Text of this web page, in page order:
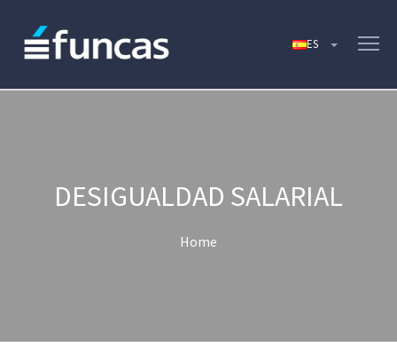
DESIGUALDAD SALARIAL
Home